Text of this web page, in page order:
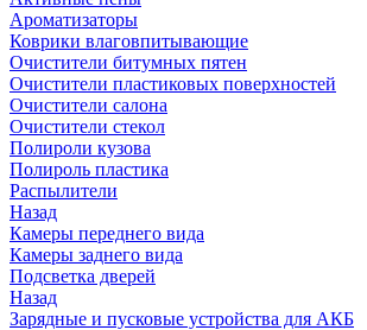
Ароматизаторы
Коврики влаговпитывающие
Очистители битумных пятен
Очистители пластиковых поверхностей
Очистители салона
Очистители стекол
Полироли кузова
Полироль пластика
Распылители
Назад
Камеры переднего вида
Камеры заднего вида
Подсветка дверей
Назад
Зарядные и пусковые устройства для АКБ